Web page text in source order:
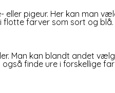
eller pigeur. Her kan man
flotte farver som sort og
Man kan blandt andet
finde ure i forskellige